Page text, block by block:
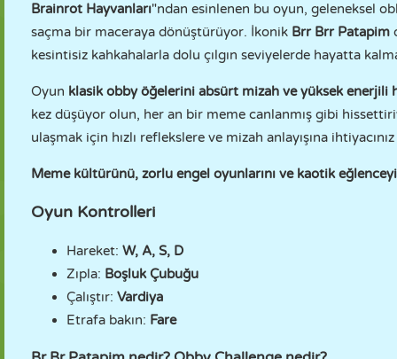
Brainrot Hayvanları"ndan esinlenen bu oyun, geleneksel
saçma bir maceraya dönüştürüyor. İkonik Brr Brr Patapim
kesintisiz kahkahalarla dolu çılgın seviyelerde hayatta
Oyun klasik obby öğelerini absürt mizah ve yüksek enerjili
kez düşüyor olun, her an bir meme canlanmış gibi
ulaşmak için hızlı reflekslere ve mizah anlayışına
Meme kültürünü, zorlu engel oyunlarını ve kaotik
Oyun Kontrolleri
Hareket: W, A, S, D
Zıpla: Boşluk Çubuğu
Çalıştır: Vardiya
Etrafa bakın: Fare